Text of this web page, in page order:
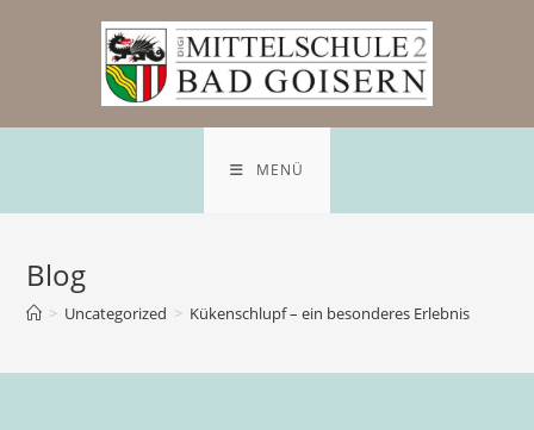
MENÜ
Blog
> Uncategorized > Kükenschlupf – ein besonderes Erlebnis